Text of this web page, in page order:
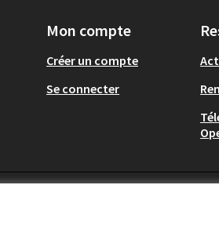
Mon compte
Créer un compte
Se connecter